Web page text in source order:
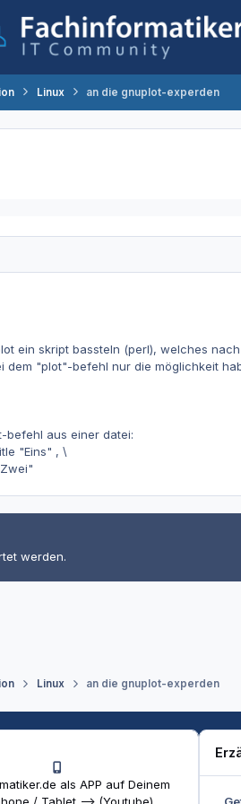
Linux an die gnuplot-experden
ein skript bassteln (perl), welches
dem "plot"-befehl nur die möglichkeit
befehl aus einer datei:
"Eins" , \
werden.
Linux an die gnuplot-experden
als APP auf Deinem